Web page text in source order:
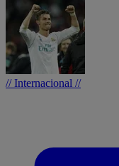
// Internacional //